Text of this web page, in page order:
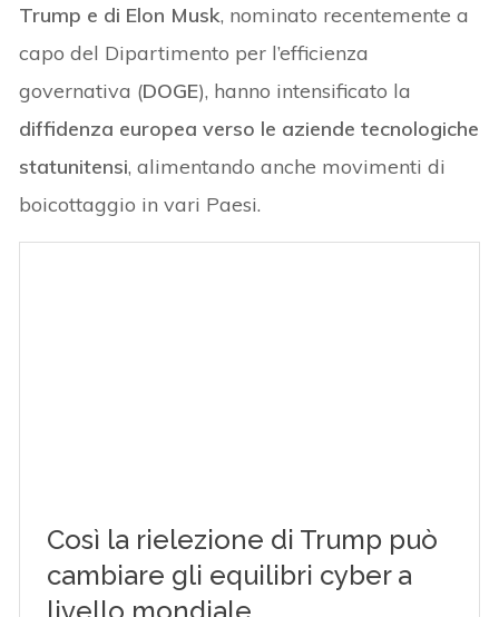
Trump e di Elon Musk, nominato recentemente a
capo del Dipartimento per l’efficienza
governativa (DOGE), hanno intensificato la
diffidenza europea verso le aziende tecnologiche
statunitensi, alimentando anche movimenti di
boicottaggio in vari Paesi.